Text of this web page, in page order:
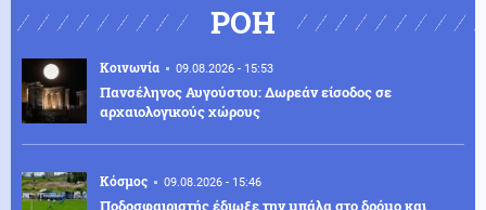
ΡΟΗ
Κοινωνία 09.08.2026 - 15:53
Πανσέληνος Αυγούστου: Δωρεάν είσοδος σε
αρχαιολογικούς χώρους
Κόσμος 09.08.2026 - 15:46
Ποδοσφαιριστής έδιωξε την μπάλα στο δρόμο και